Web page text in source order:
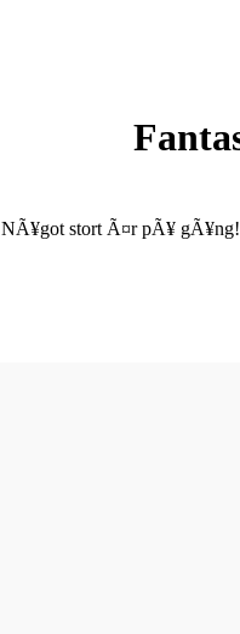
NÃ¥got stort Ã¤r pÃ¥ gÃ¥ng!